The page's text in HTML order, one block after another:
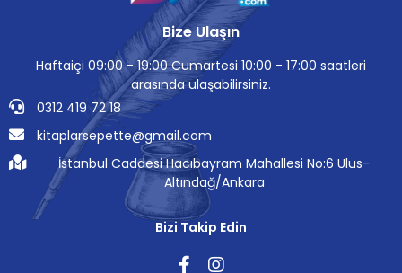
Bize Ulaşın
Haftaiçi 09:00 - 19:00 Cumartesi 10:00 - 17:00 saatleri
arasında ulaşabilirsiniz.
0312 419 72 18
kitaplarsepette@gmail.com
İstanbul Caddesi Hacıbayram Mahallesi No:6 Ulus-
Altındağ/Ankara
Bizi Takip Edin